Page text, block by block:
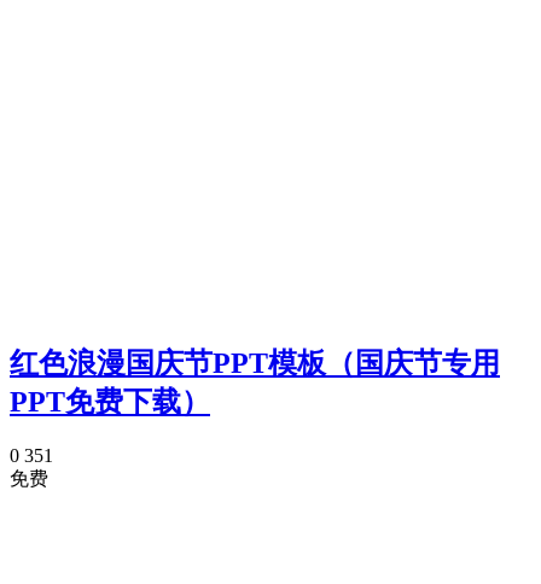
红色浪漫国庆节PPT模板（国庆节专用
PPT免费下载）
0 351
免费